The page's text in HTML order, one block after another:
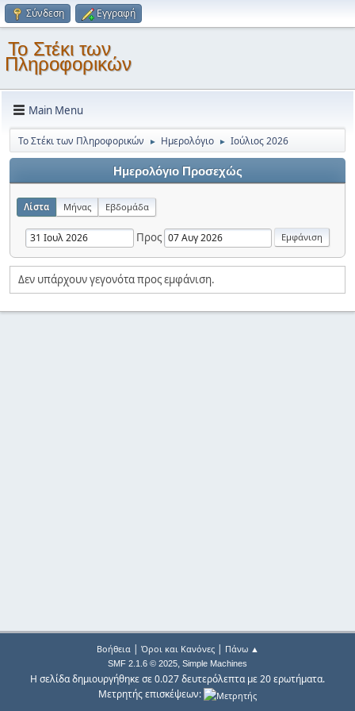
Σύνδεση Εγγραφή
Το Στέκι των
Πληροφορικών
Main Menu
Το Στέκι των Πληροφορικών ► Ημερολόγιο ► Ιούλιος 2026
Ημερολόγιο Προσεχώς
Λίστα Μήνας Εβδομάδα
Προς
Δεν υπάρχουν γεγονότα προς εμφάνιση.
Βοήθεια| Όροι και Κανόνες| Πάνω ▲
SMF 2.1.6 © 2025, Simple Machines
Η σελίδα δημιουργήθηκε σε 0.027 δευτερόλεπτα με 20 ερωτήματα.
Μετρητής επισκέψεων: